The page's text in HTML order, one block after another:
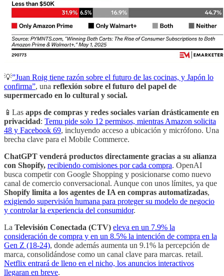
💡”Juan Roig tiene razón sobre el futuro de las cocinas, y Japón lo
confirma”, una reflexión sobre el futuro del papel de
supermercado en lo cultural y social.
📱Las apps de compras y redes sociales varían drásticamente en
privacidad: Temu pide solo 12 permisos, mientras Amazon solicita
48 y Facebook 69, incluyendo acceso a ubicación y micrófono. Una
brecha clave para el Mobile Commerce.
ChatGPT venderá productos directamente gracias a su alianza
con Shopify, recibiendo comisiones por cada compra. OpenAI
busca competir con Google Shopping y posicionarse como nuevo
canal de comercio conversacional. Aunque con unos límites, ya que
Shopify limita a los agentes de IA en compras automatizadas,
exigiendo supervisión humana para proteger su modelo de negocio
y controlar la experiencia del consumidor.
La Televisión Conectada (CTV) eleva en un 7.9% la
consideración de compra y en un 8.5% la intención de compra en la
Gen Z (18-24), donde además aumenta un 9.1% la percepción de
marca, consolidándose como un canal clave para marcas. retail.
Netflix entrará de lleno en el nicho, los anuncios interactivos
llegaran en breve.